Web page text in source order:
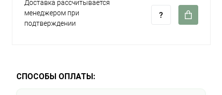
Доставка рассчитывается
менеджером при
подтверждении
СПОСОБЫ ОПЛАТЫ: